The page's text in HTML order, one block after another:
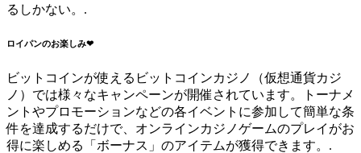
るしかない。.
ロイパンのお楽しみ❤
ビットコインが使えるビットコインカジノ（仮想通貨カジ
ノ）では様々なキャンペーンが開催されています。トーナメ
ントやプロモーションなどの各イベントに参加して簡単な条
件を達成するだけで、オンラインカジノゲームのプレイがお
得に楽しめる「ボーナス」のアイテムが獲得できます。.